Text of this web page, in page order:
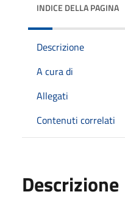
INDICE DELLA PAGINA
Descrizione
A cura di
Allegati
Contenuti correlati
Descrizione